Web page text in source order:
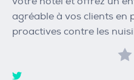
agréable à vos clients en
proactives contre les